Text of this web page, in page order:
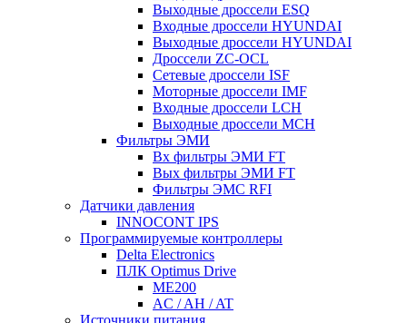
Выходные дроссели ESQ
Входные дроссели HYUNDAI
Выходные дроссели HYUNDAI
Дроссели ZC-OCL
Сетевые дроссели ISF
Моторные дроссели IMF
Входные дроссели LCH
Выходные дроссели MCH
Фильтры ЭМИ
Вх фильтры ЭМИ FT
Вых фильтры ЭМИ FT
Фильтры ЭМС RFI
Датчики давления
INNOCONT IPS
Программируемые контроллеры
Delta Electronics
ПЛК Optimus Drive
ME200
AC / AH / AT
Источники питания